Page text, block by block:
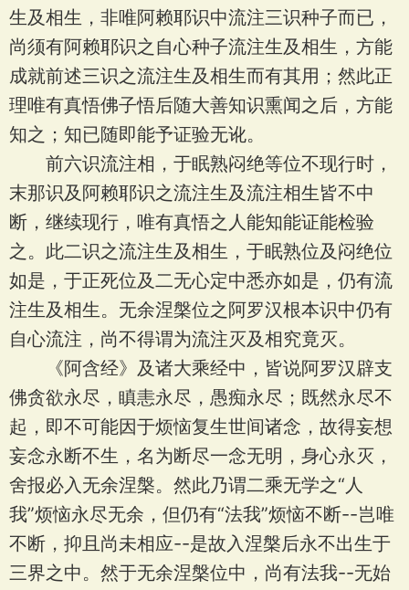
生及相生，非唯阿赖耶识中流注三识种子而已，
尚须有阿赖耶识之自心种子流注生及相生，方能
成就前述三识之流注生及相生而有其用；然此正
理唯有真悟佛子悟后随大善知识熏闻之后，方能
知之；知已随即能予证验无讹。
前六识流注相，于眠熟闷绝等位不现行时，
末那识及阿赖耶识之流注生及流注相生皆不中
断，继续现行，唯有真悟之人能知能证能检验
之。此二识之流注生及相生，于眠熟位及闷绝位
如是，于正死位及二无心定中悉亦如是，仍有流
注生及相生。无余涅槃位之阿罗汉根本识中仍有
自心流注，尚不得谓为流注灭及相究竟灭。
《阿含经》及诸大乘经中，皆说阿罗汉辟支
佛贪欲永尽，瞋恚永尽，愚痴永尽；既然永尽不
起，即不可能因于烦恼复生世间诸念，故得妄想
妄念永断不生，名为断尽一念无明，身心永灭，
舍报必入无余涅槃。然此乃谓二乘无学之“人
我”烦恼永尽无余，但仍有“法我”烦恼不断--岂唯
不断，抑且尚未相应--是故入涅槃后永不出生于
三界之中。然于无余涅槃位中，尚有法我--无始